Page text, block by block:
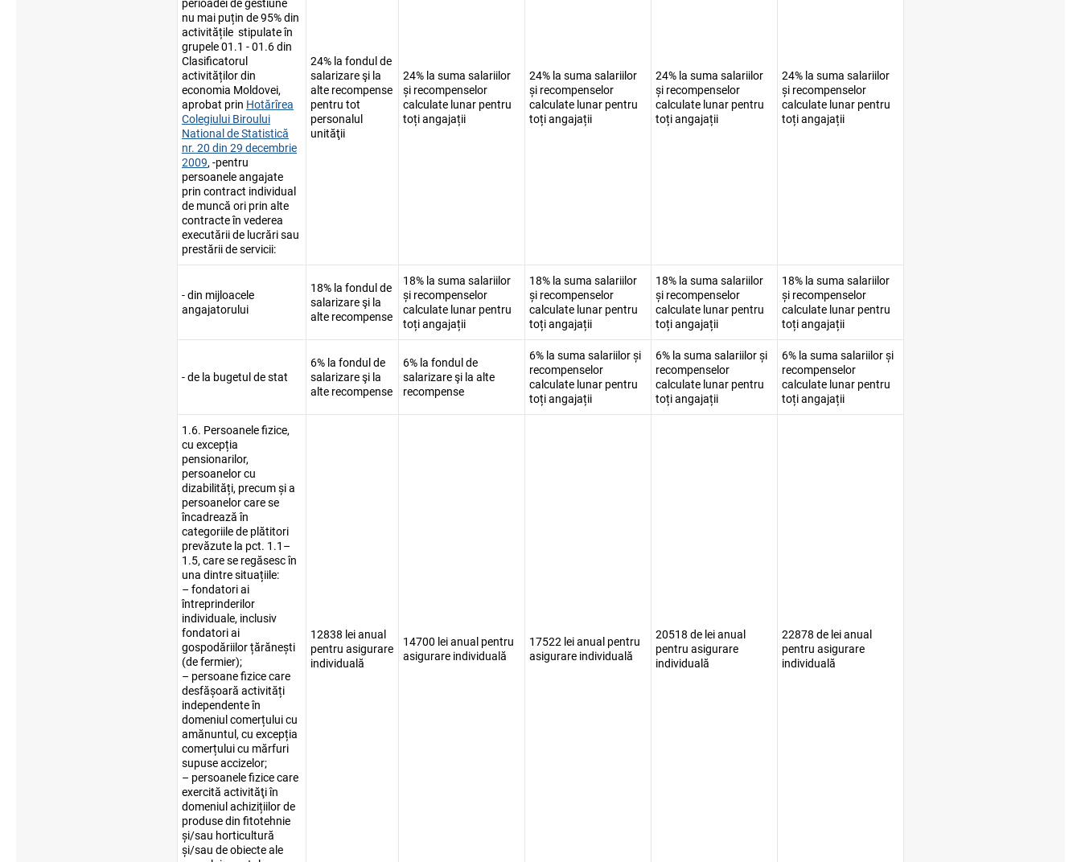
perioadei de gestiune
nu mai puțin de 95% din
activitățile stipulate în
grupele 01.1 - 01.6 din
Clasificatorul
activităților din
economia Moldovei,
aprobat prin Hotărîrea
Colegiului Biroului
National de Statistică
nr. 20 din 29 decembrie
2009, -pentru
persoanele angajate
prin contract individual
de muncă ori prin alte
contracte în vederea
executării de lucrări sau
prestării de servicii:
24% la fondul de
salarizare şi la
alte recompense
pentru tot
personalul
unităţii
24% la suma salariilor
și recompenselor
calculate lunar pentru
toți angajații
24% la suma salariilor
și recompenselor
calculate lunar pentru
toți angajații
24% la suma salariilor
și recompenselor
calculate lunar pentru
toți angajații
24% la suma salariilor
și recompenselor
calculate lunar pentru
toți angajații
- din mijloacele
angajatorului
18% la fondul de
salarizare şi la
alte recompense
18% la suma salariilor
și recompenselor
calculate lunar pentru
toți angajații
18% la suma salariilor
și recompenselor
calculate lunar pentru
toți angajații
18% la suma salariilor
și recompenselor
calculate lunar pentru
toți angajații
18% la suma salariilor
și recompenselor
calculate lunar pentru
toți angajații
- de la bugetul de stat
6% la fondul de
salarizare şi la
alte recompense
6% la fondul de
salarizare şi la alte
recompense
6% la suma salariilor și
recompenselor
calculate lunar pentru
toți angajații
6% la suma salariilor și
recompenselor
calculate lunar pentru
toți angajații
6% la suma salariilor și
recompenselor
calculate lunar pentru
toți angajații
1.6. Persoanele fizice,
cu excepția
pensionarilor,
persoanelor cu
dizabilități, precum și a
persoanelor care se
încadrează în
categoriile de plătitori
prevăzute la pct. 1.1–
1.5, care se regăsesc în
una dintre situațiile:
– fondatori ai
întreprinderilor
individuale, inclusiv
fondatori ai
gospodăriilor țărănești
(de fermier);
– persoane fizice care
desfășoară activități
independente în
domeniul comerțului cu
amănuntul, cu excepția
comerțului cu mărfuri
supuse accizelor;
– persoanele fizice care
exercită activităţi în
domeniul achizițiilor de
produse din fitotehnie
și/sau horticultură
și/sau de obiecte ale
12838 lei anual
pentru asigurare
individuală
14700 lei anual pentru
asigurare individuală
17522 lei anual pentru
asigurare individuală
20518 de lei anual
pentru asigurare
individuală
22878 de lei anual
pentru asigurare
individuală